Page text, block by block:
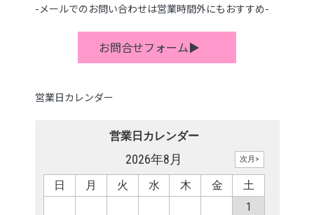
-メールでのお問い合わせは営業時間外にもおすすめ-
お問合せフォーム▶
営業日カレンダー